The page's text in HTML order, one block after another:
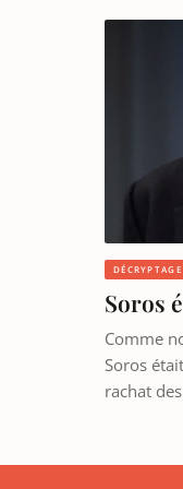
DÉCRYPTAGE
Soros
Comme
Soros
rachat